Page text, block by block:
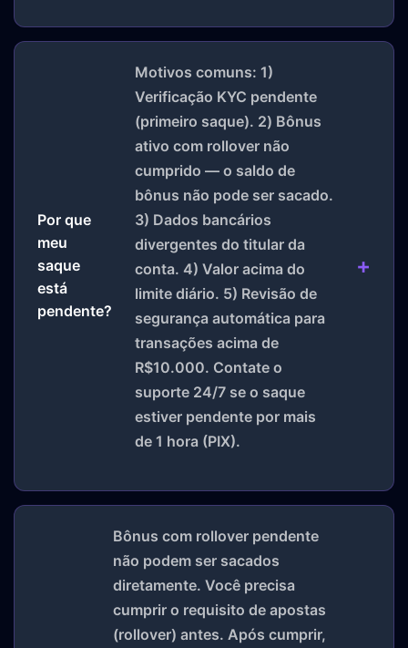
Por que
meu
saque
está
pendente?
Motivos comuns: 1)
Verificação KYC pendente
(primeiro saque). 2) Bônus
ativo com rollover não
cumprido — o saldo de
bônus não pode ser sacado.
3) Dados bancários
divergentes do titular da
conta. 4) Valor acima do
limite diário. 5) Revisão de
segurança automática para
transações acima de
R$10.000. Contate o
suporte 24/7 se o saque
estiver pendente por mais
de 1 hora (PIX).
Bônus com rollover pendente
não podem ser sacados
diretamente. Você precisa
cumprir o requisito de apostas
(rollover) antes. Após cumprir,